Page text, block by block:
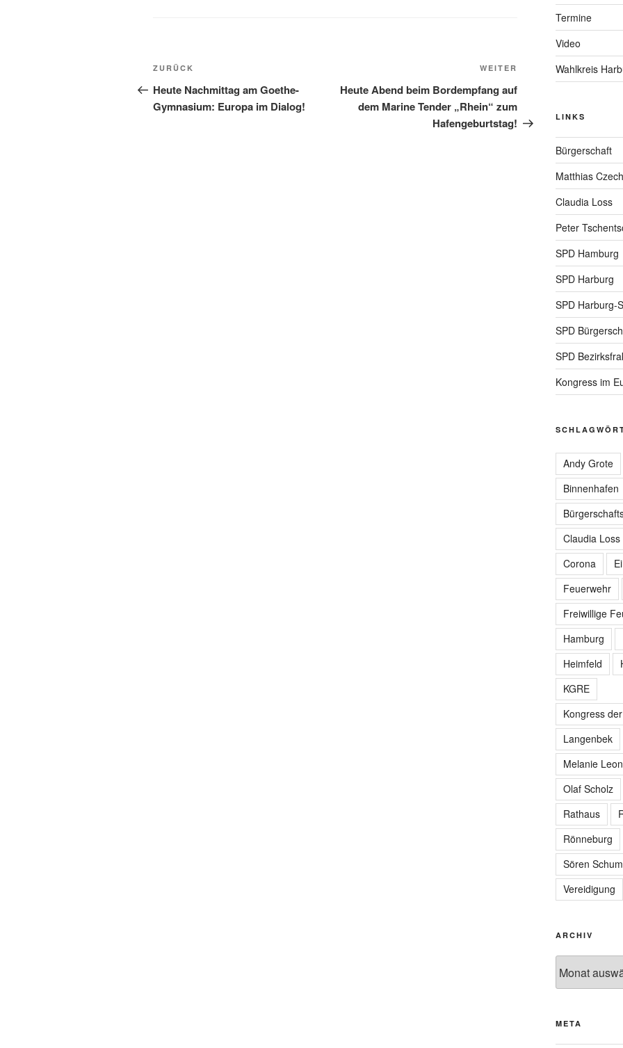
Beitragsnavigation
Vorheriger
Beitrag
ZURÜCK
Heute Nachmittag am Goethe-
Gymnasium: Europa im Dialog!
Nächster
Beitrag
WEITER
Heute Abend beim Bordempfang auf
dem Marine Tender „Rhein“ zum
Hafengeburtstag!
Termine
Video
Wahlkreis
LINKS
Bürgerschaft
Matthias Czech
Claudia Loss
Peter
SPD Hamburg
SPD Harburg
SPD Harburg-
SPD
SPD
Kongress im
Andy Grote
Binnenhafen
Claudia Loss
Corona
Feuerwehr
Freiwillige
Hamburg
Heimfeld
KGRE
Kongress
Langenbek
Melanie
Olaf Scholz
Rathaus
Rönneburg
Sören
Vereidigung
ARCHIV
META